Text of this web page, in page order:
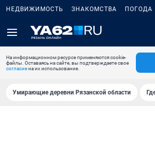
НЕДВИЖИМОСТЬ ЗНАКОМСТВА ПОГОДА
На информационном ресурсе применяются cookie-
файлы. Оставаясь на сайте, вы подтверждаете свое
согласиена их использование.
Умирающие деревни Рязанской области